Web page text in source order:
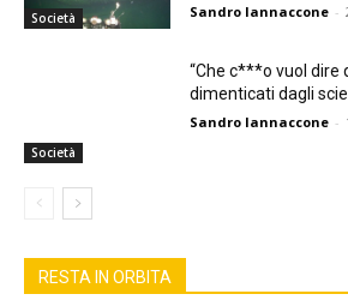
Società Sandro Iannaccone -
Società
“Che c***o vuol dire
dimenticati dagli
Sandro Iannaccone -
RESTA IN ORBITA